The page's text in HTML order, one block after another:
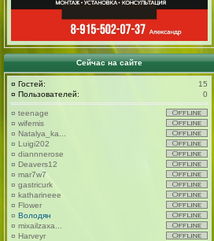
Сейчас на сайте
¤ Гостей:
15
¤ Пользователей: 0
¤ teenage
¤ wifemis
¤ Natalya_ka...
¤ Luigi202
¤ diannnerose
¤ Deavers12
¤ mar7w7
¤ gastricurk
¤ katharineee
¤ Flower
¤ Володян
¤ mixailzaxa...
¤ Harveyr